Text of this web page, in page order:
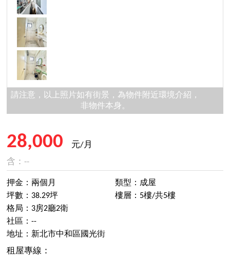
請注意，以上照片如有街景，為物件附近環境介紹，
非物件本身。
28,000
元/月
含：--
押金：兩個月
坪數：38.29坪
類型：成屋
樓層：5樓/共5樓
格局：3房2廳2衛
社區：--
地址：新北市中和區國光街
租屋專線：